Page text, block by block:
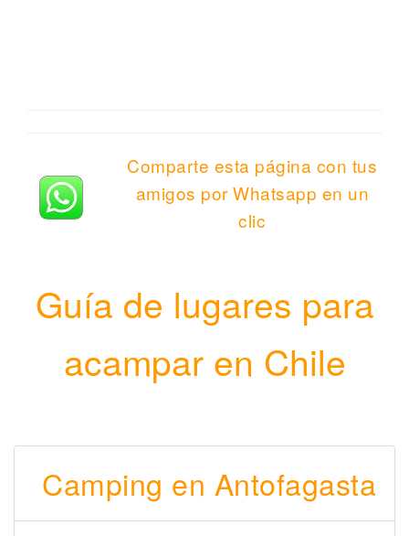
Comparte esta página con tus
amigos por Whatsapp en un
clic
Guía de lugares para
acampar en Chile
Camping en Antofagasta